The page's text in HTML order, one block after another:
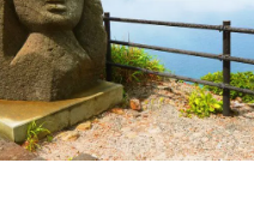
の建築：新島特産のコー
建築で、島の自然と調和
特徴です。
の注意点